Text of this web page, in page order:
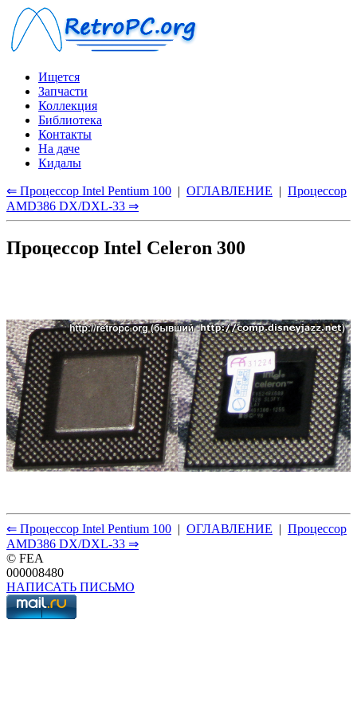
Ищется
Запчасти
Коллекция
Библиотека
Контакты
На даче
Кидалы
⇐ Процессор Intel Pentium 100 | ОГЛАВЛЕНИЕ | Процессор
AMD386 DX/DXL-33 ⇒
Процессор Intel Celeron 300
⇐ Процессор Intel Pentium 100 | ОГЛАВЛЕНИЕ | Процессор
AMD386 DX/DXL-33 ⇒
© FEA
000008480
НАПИСАТЬ ПИСЬМО